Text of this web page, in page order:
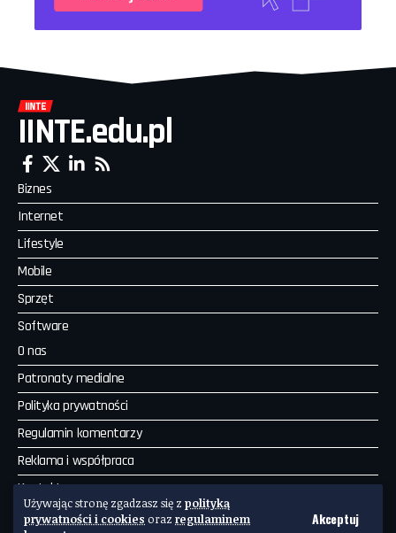
Używając stronę zgadzasz się z polityką
prywatności i cookies oraz regulaminem
Akceptuj
IINTE.edu.pl
Biznes
Internet
Lifestyle
Mobile
Sprzęt
Software
O nas
Patronaty medialne
Polityka prywatności
Regulamin komentarzy
Reklama i współpraca
Kontakt
Copyright by IINTE. Wszelkie prawa zastrzeżone. Powered by